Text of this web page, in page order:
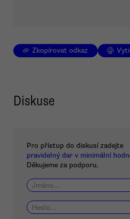
Zkopírovat odkaz
Diskuse
Pro přístup do diskusí zadejte
pravidelný dar v minimální
Děkujeme za podporu.